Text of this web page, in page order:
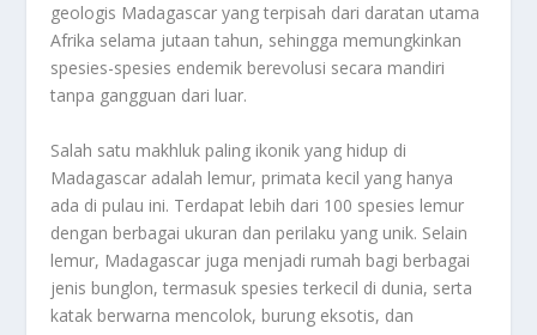
geologis Madagascar yang terpisah dari daratan utama
Afrika selama jutaan tahun, sehingga memungkinkan
spesies-spesies endemik berevolusi secara mandiri
tanpa gangguan dari luar.
Salah satu makhluk paling ikonik yang hidup di
Madagascar adalah lemur, primata kecil yang hanya
ada di pulau ini. Terdapat lebih dari 100 spesies lemur
dengan berbagai ukuran dan perilaku yang unik. Selain
lemur, Madagascar juga menjadi rumah bagi berbagai
jenis bunglon, termasuk spesies terkecil di dunia, serta
katak berwarna mencolok, burung eksotis, dan